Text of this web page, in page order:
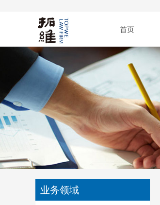
首页
业务领域